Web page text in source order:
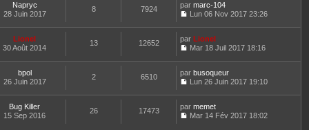
g
e
e
s
s
g
e
i
e
r
m
e
s
a
g
d
e
r
i
e
r
m
e
s
a
g
e
d
e
r
i
e
r
m
e
s
u
l
t
e
l
e
d
n
Napryc
28 Juin 2017
8 7924 par marc-104
o
n
s
t
e
e
d
Lun 06 Nov 2017 23:26
Lionel
30 Août 2014
13 12652 par Lionel
o
n
s
t
e
Mar 18 Juil 2017 18:16
bpol
26 Juin 2017
2 6510 par busoqueur
o
n
s
Lun 26 Juin 2017 19:10
Bug Killer
15 Sep 2016
26 17473 par memet
Mar 14 Fév 2017 18:02